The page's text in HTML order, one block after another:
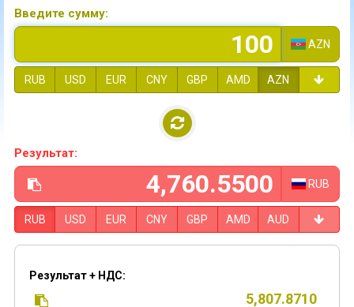
Введите сумму:
AZN
RUB USD EUR CNY GBP AMD AZN
Результат:
RUB
RUB USD EUR CNY GBP AMD AUD
Результат + НДС: